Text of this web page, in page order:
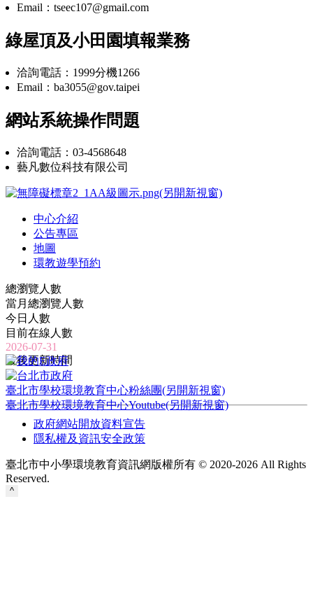
Email：tseec107@gmail.com
綠屋頂及小田園填報業務
洽詢電話：1999分機1266
Email：ba3055@gov.taipei
網站系統操作問題
洽詢電話：03-4568648
藝凡數位科技有限公司
中心介紹
公告專區
地圖
環教遊學預約
總瀏覽人數
當月總瀏覽人數
今日人數
目前在線人數
2026-07-31
最後更新時間
臺北市學校環境教育中心粉絲團(另開新視窗)
臺北市學校環境教育中心Youtube(另開新視窗)
政府網站開放資料宣告
隱私權及資訊安全政策
臺北市中小學環境教育資訊網版權所有 © 2020-2026 All Rights
Reserved.